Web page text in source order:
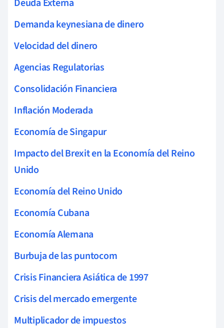
Deuda Externa
Demanda keynesiana de dinero
Velocidad del dinero
Agencias Regulatorias
Consolidación Financiera
Inflación Moderada
Economía de Singapur
Impacto del Brexit en la Economía del Reino
Unido
Economía del Reino Unido
Economía Cubana
Economía Alemana
Burbuja de las puntocom
Crisis Financiera Asiática de 1997
Crisis del mercado emergente
Multiplicador de impuestos